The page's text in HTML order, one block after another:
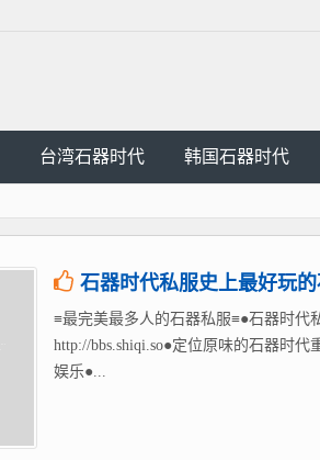
台湾石器时代 韩国石器时代
石器时代私服史上最好玩
≡最完美最多人的石器私服≡●石器时代
http://bbs.shiqi.so●定位原味的石器时
娱乐●...